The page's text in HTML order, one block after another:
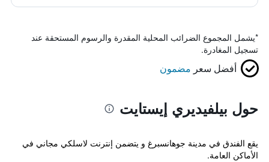
*يشمل المجموع الضرائب المحلية المقدرة والرسوم المستحقة عند
تسجيل المغادرة.
أفضل سعر مضمون
حول بيلفيديري إيستايت
يقع الفندق في مدينة جوهانسبرغ و يتضمن إنترنت لاسلكي مجاني في
الأماكن العامة.